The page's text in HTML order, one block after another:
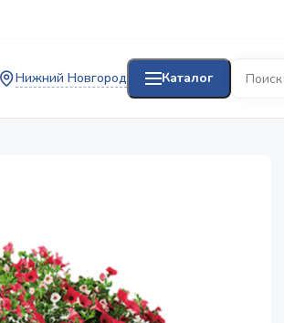
Нижний Новгород Каталог